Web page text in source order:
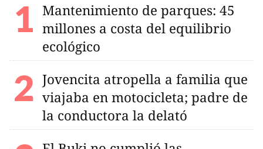
Mantenimiento de parques: 45
millones a costa del equilibrio
ecológico
Jovencita atropella a familia que
viajaba en motocicleta; padre de
la conductora la delató